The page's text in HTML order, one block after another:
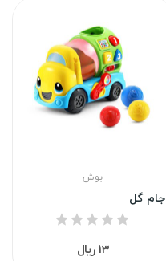
بوش
جام گل
13 ریال